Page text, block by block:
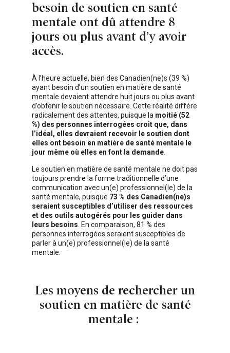
besoin de soutien en santé
mentale ont dû attendre 8
jours ou plus avant d’y avoir
accès.
À l’heure actuelle, bien des Canadien(ne)s (39 %)
ayant besoin d’un soutien en matière de santé
mentale devaient attendre huit jours ou plus avant
d’obtenir le soutien nécessaire. Cette réalité diffère
radicalement des attentes, puisque la moitié (52
%) des personnes interrogées croit que, dans
l’idéal, elles devraient recevoir le soutien dont
elles ont besoin en matière de santé mentale le
jour même où elles en font la demande.
Le soutien en matière de santé mentale ne doit pas
toujours prendre la forme traditionnelle d’une
communication avec un(e) professionnel(le) de la
santé mentale, puisque 73 % des Canadien(ne)s
seraient susceptibles d’utiliser des ressources
et des outils autogérés pour les guider dans
leurs besoins. En comparaison, 81 % des
personnes interrogées seraient susceptibles de
parler à un(e) professionnel(le) de la santé
mentale.
Les moyens de rechercher un
soutien en matière de santé
mentale :